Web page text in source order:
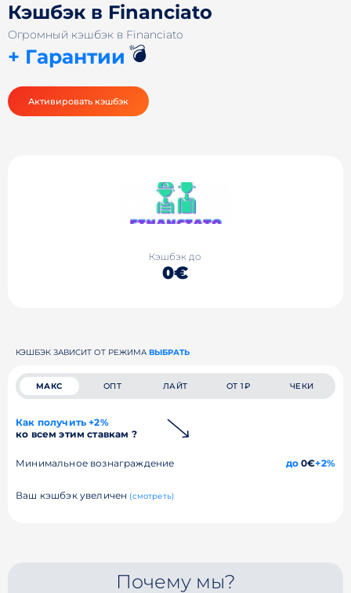
Кэшбэк в Financiato
Огромный кэшбэк в Financiato
+ Гарантии 💣
Активировать кэшбэк
Кэшбэк до
0€
КЭШБЭК ЗАВИСИТ ОТ РЕЖИМА ВЫБРАТЬ
МАКС ОПТ ЛАЙТ ОТ 1₽ ЧЕКИ
Как получить +2%
ко всем этим ставкам ?
Минимальное вознаграждение до0€+2%
Ваш кэшбэк увеличен (смотреть)
Почему мы?